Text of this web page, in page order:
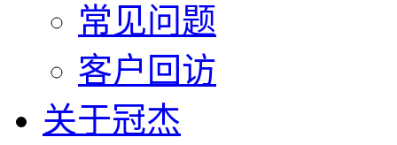
常见问题
客户回访
关于冠杰